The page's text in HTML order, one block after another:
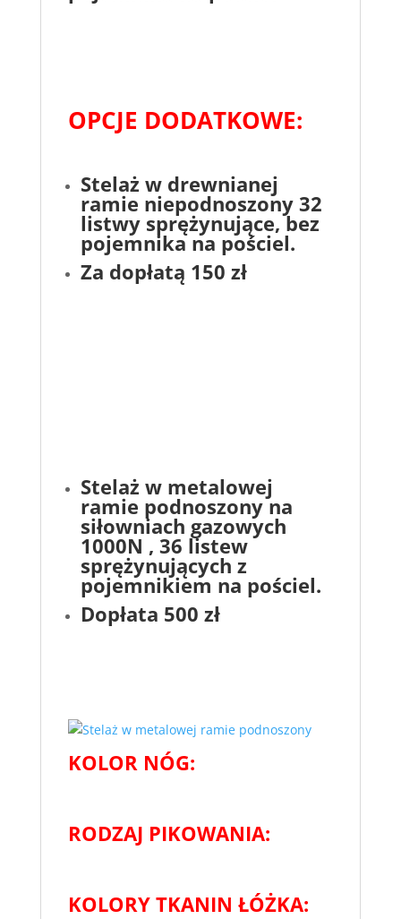
OPCJE DODATKOWE:
Stelaż w drewnianej
ramie niepodnoszony 32
listwy sprężynujące, bez
pojemnika na pościel.
Za dopłatą 150 zł
Stelaż w metalowej
ramie podnoszony na
siłowniach gazowych
1000N , 36 listew
sprężynujących z
pojemnikiem na pościel.
Dopłata 500 zł
KOLOR NÓG:
RODZAJ PIKOWANIA:
KOLORY TKANIN ŁÓŻKA: